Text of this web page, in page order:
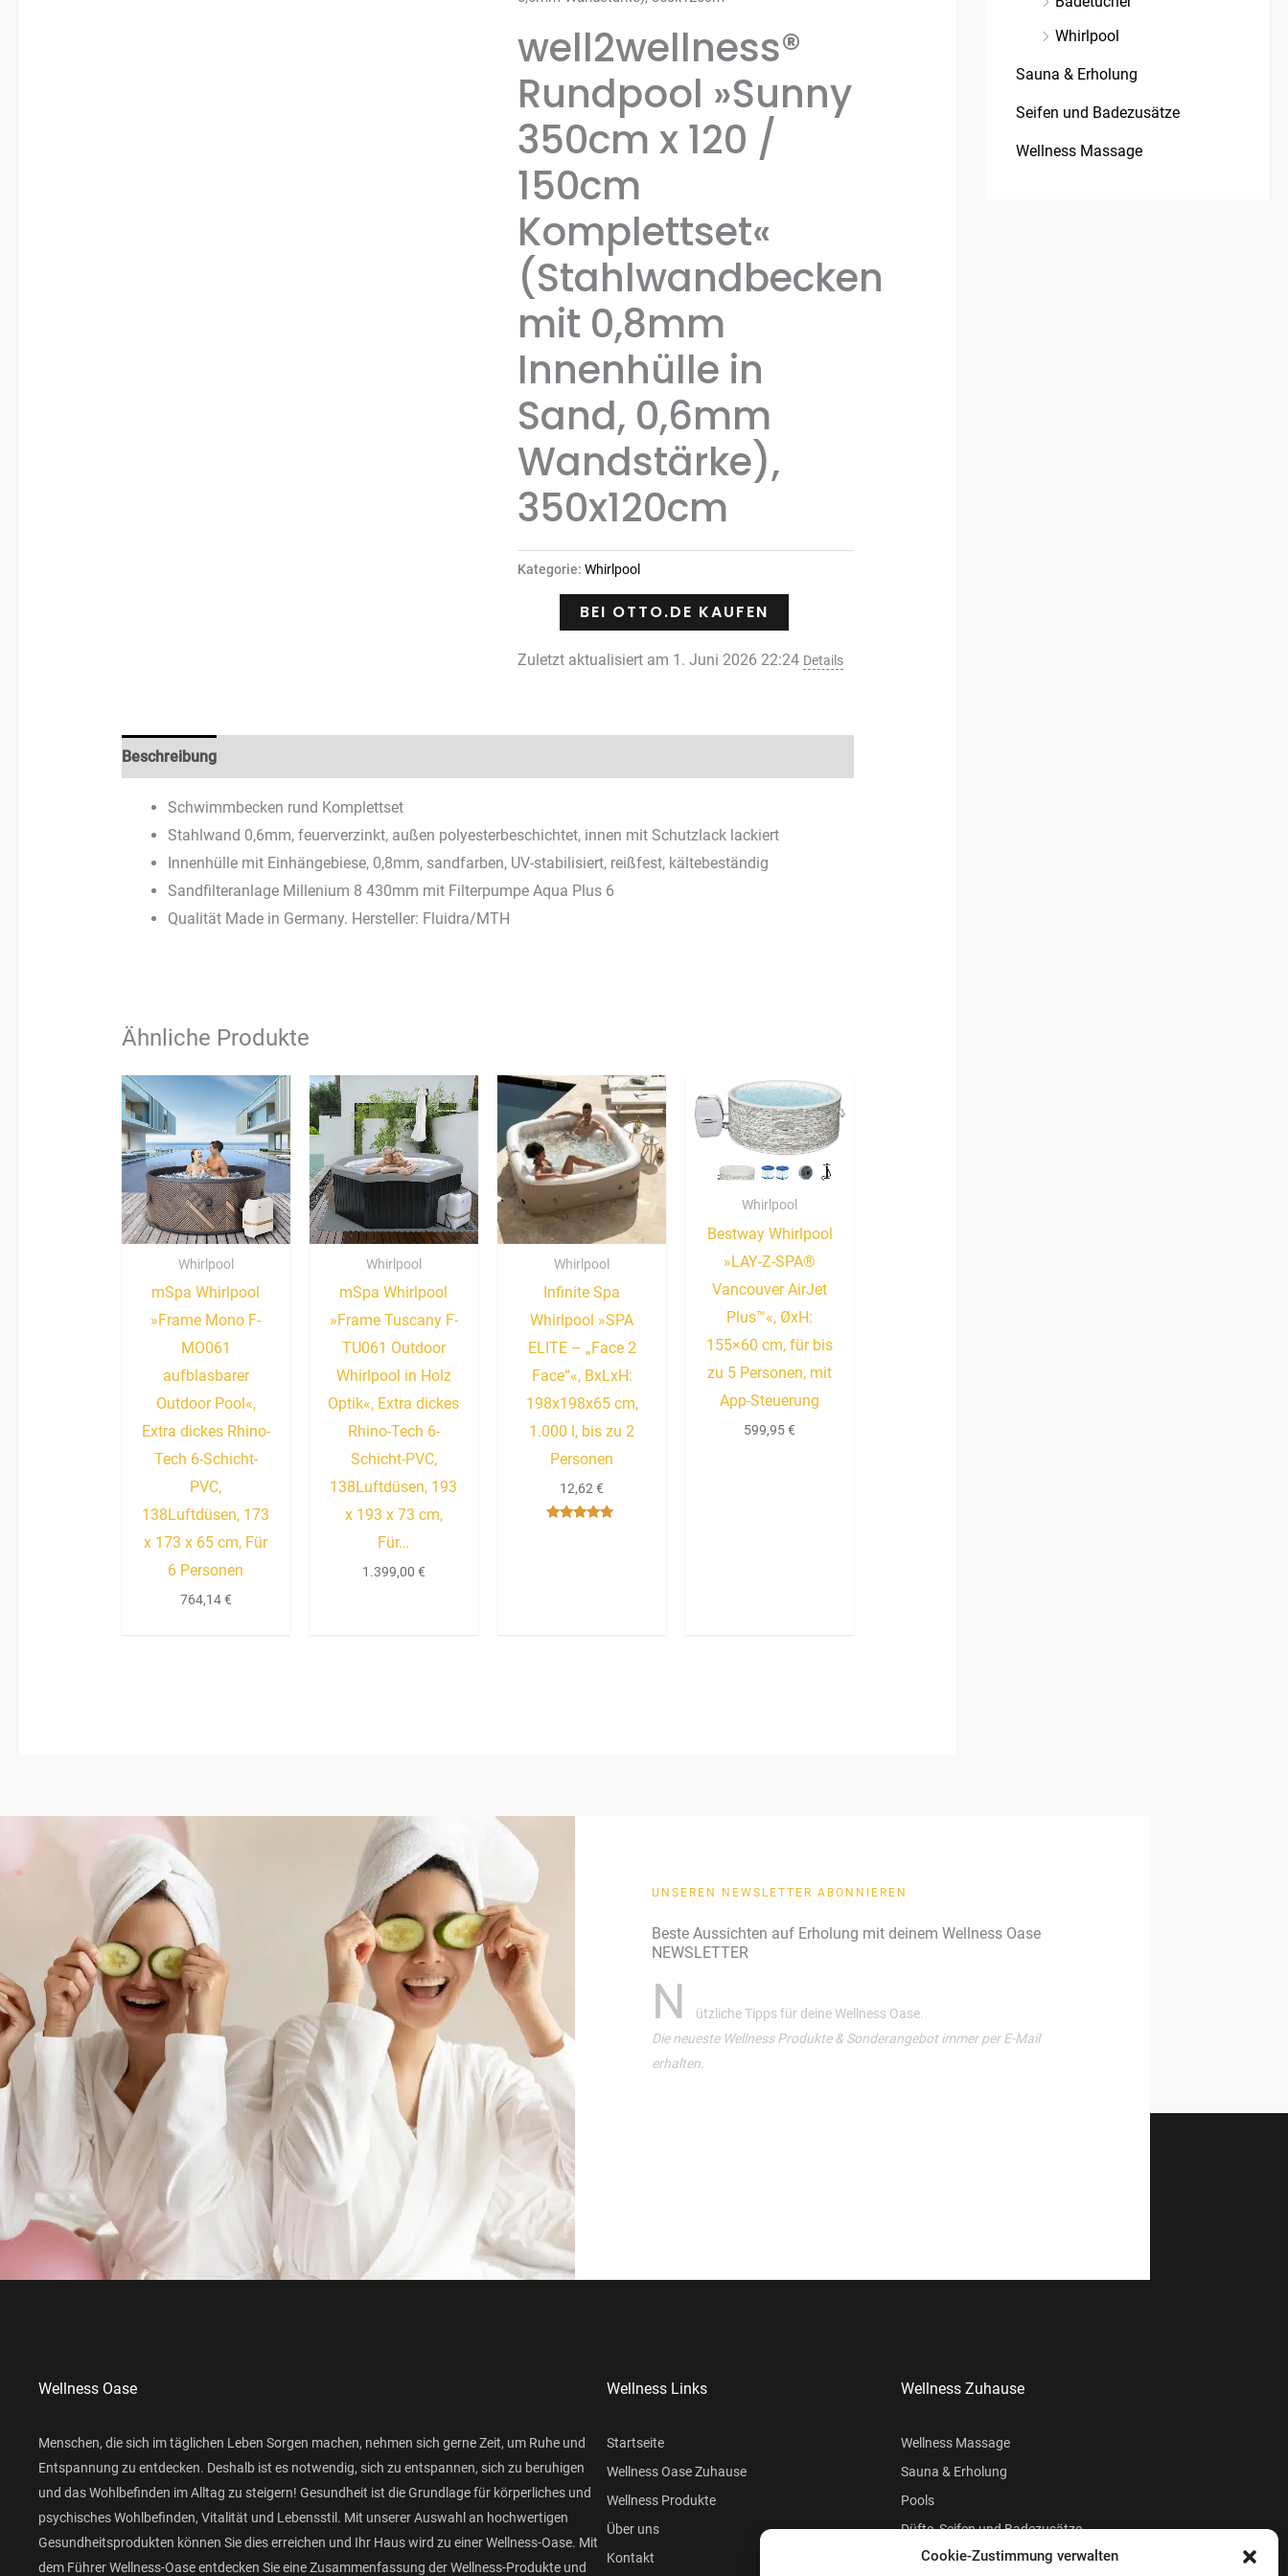
Cookie-Zustimmung verwalten
well2wellness®
Rundpool »Sunny
350cm x 120 /
150cm
Komplettset«
(Stahlwandbecken
mit 0,8mm
Innenhülle in
Sand, 0,6mm
Wandstärke),
350x120cm
Kategorie: Whirlpool
BEI OTTO.DE KAUFEN
Zuletzt aktualisiert am 1. Juni 2026 22:24 Details
Beschreibung
Schwimmbecken rund Komplettset
Stahlwand 0,6mm, feuerverzinkt, außen polyesterbeschichtet, innen mit Schutzlack lackiert
Innenhülle mit Einhängebiese, 0,8mm, sandfarben, UV-stabilisiert, reißfest, kältebeständig
Sandfilteranlage Millenium 8 430mm mit Filterpumpe Aqua Plus 6
Qualität Made in Germany. Hersteller: Fluidra/MTH
Ähnliche Produkte
Whirlpool
mSpa Whirlpool
»Frame Mono F-
MO061
aufblasbarer
Outdoor Pool«,
Extra dickes Rhino-
Tech 6-Schicht-
PVC,
138Luftdüsen, 173
x 173 x 65 cm, Für
6 Personen
764,14€
Whirlpool
mSpa Whirlpool
»Frame Tuscany F-
TU061 Outdoor
Whirlpool in Holz
Optik«, Extra dickes
Rhino-Tech 6-
Schicht-PVC,
138Luftdüsen, 193
x 193 x 73 cm,
Für…
1.399,00 €
Whirlpool
Infinite Spa
Whirlpool »SPA
ELITE – „Face 2
Face“«, BxLxH:
198x198x65 cm,
1.000 l, bis zu 2
Personen
12,62€
Whirlpool
Bestway Whirlpool
»LAY-Z-SPA®
Vancouver AirJet
Plus™«, ØxH:
155×60 cm, für bis
zu 5 Personen, mit
App-Steuerung
599,95€
Whirlpool
Sauna & Erholung
Seifen und Badezusätze
Wellness Massage
UNSEREN NEWSLETTER ABONNIEREN
Beste Aussichten auf Erholung mit deinem Wellness Oase
NEWSLETTER
N
ützliche Tipps für deine Wellness Oase.
Die neueste Wellness Produkte & Sonderangebot immer per E-Mail
erhalten.
Wellness Oase
Menschen, die sich im täglichen Leben Sorgen machen, nehmen sich gerne Zeit, um Ruhe und
Entspannung zu entdecken. Deshalb ist es notwendig, sich zu entspannen, sich zu beruhigen
und das Wohlbefinden im Alltag zu steigern! Gesundheit ist die Grundlage für körperliches und
psychisches Wohlbefinden, Vitalität und Lebensstil. Mit unserer Auswahl an hochwertigen
Gesundheitsprodukten können Sie dies erreichen und Ihr Haus wird zu einer Wellness-Oase. Mit
dem Führer Wellness-Oase entdecken Sie eine Zusammenfassung der Wellness-Produkte und
Wellness Links
Startseite
Wellness Oase Zuhause
Wellness Produkte
Über uns
Kontakt
Wellness Zuhause
Wellness Massage
Sauna & Erholung
Pools
Düfte, Seifen und Badezusätze
Beauty